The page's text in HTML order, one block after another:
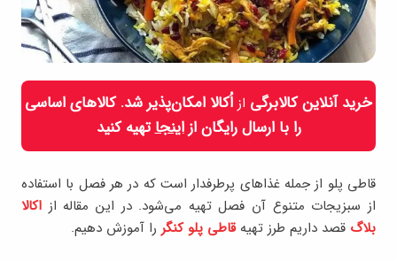
خرید آنلاین کالابرگی از اُکالا امکان‌پذیر شد. کالاهای اساسی
را با ارسال رایگان ازاینجاتهیه کنید
قاطی پلو از جمله غذاهای پرطرفدار است که در هر فصل با استفاده
از سبزیجات متنوع آن فصل تهیه می‌شود. در این مقاله از اکالا
بلاگ قصد داریم طرز تهیهقاطی پلو کنگر را آموزش دهیم.